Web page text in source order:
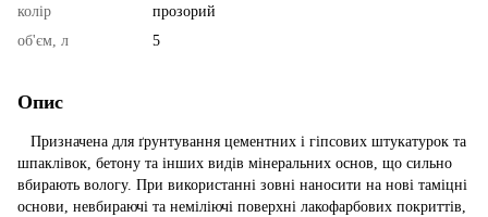
колір
прозорий
об'єм, л
5
Опис
Призначена для ґрунтування цементних і гіпсових штукатурок та
шпаклівок, бетону та інших видів мінеральних основ, що сильно
вбирають вологу. При використанні зовні наносити на нові таміцні
основи, невбираючі та неміліючі поверхні лакофарбових покриттів,